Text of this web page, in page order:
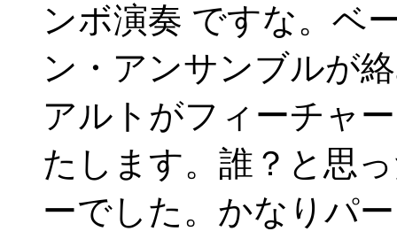
ンボ演奏 ですな。ベ
ン・アンサンブルが
アルトがフィーチャ
たします。誰？と思
ーでした。かなりパ